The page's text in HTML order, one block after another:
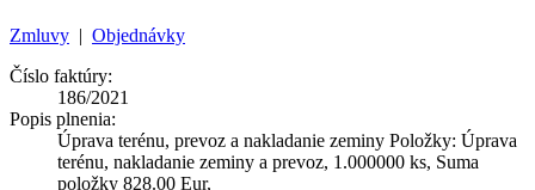
Zmluvy | Objednávky
Číslo faktúry:
186/2021
Popis plnenia:
Úprava terénu, prevoz a nakladanie zeminy Položky: Úprava
terénu, nakladanie zeminy a prevoz, 1.000000 ks, Suma
položky 828.00 Eur,